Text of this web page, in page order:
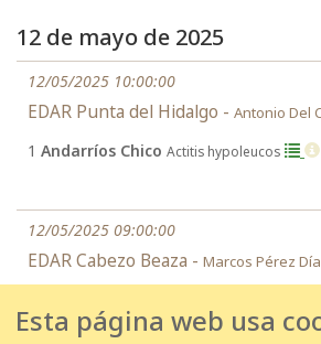
12 de mayo de 2025
12/05/2025 10:00:00
EDAR Punta del Hidalgo - Antonio Del
1 Andarríos Chico Actitis hypoleucos
12/05/2025 09:00:00
EDAR Cabezo Beaza - Marcos Pérez
Esta página web usa